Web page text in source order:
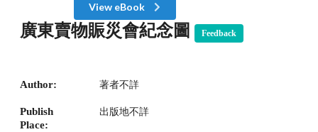
View eBook
廣東賣物賑災會紀念圖 Feedback
Author: 著者不詳
Publish
Place:
出版地不詳